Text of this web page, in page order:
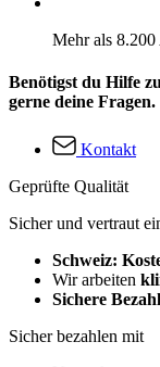
Mehr als
Benötigst du Hilfe
gerne deine Fragen.
Kontakt
Geprüfte Qualität
Sicher und vertraut
Schweiz:
Wir arbeiten
Sichere
Sicher bezahlen mit